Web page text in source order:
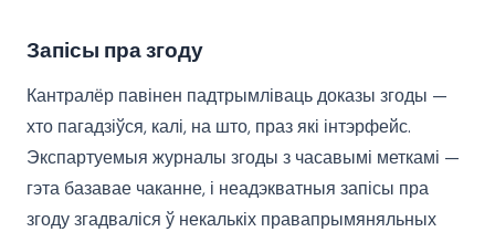
Запісы пра згоду
Кантралёр павінен падтрымліваць доказы згоды —
хто пагадзіўся, калі, на што, праз які інтэрфейс.
Экспартуемыя журналы згоды з часавымі меткамі —
гэта базавае чаканне, і неадэкватныя запісы пра
згоду згадваліся ў некалькіх правапрымяняльных